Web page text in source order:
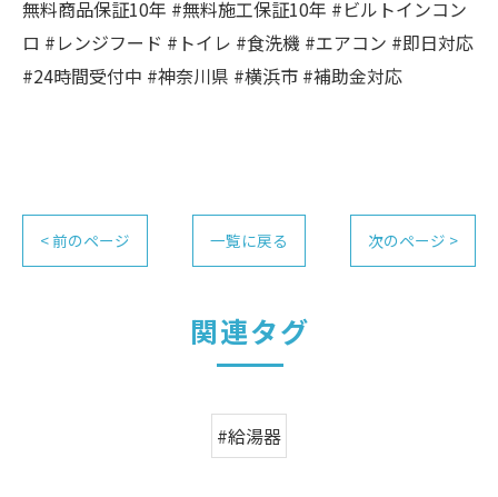
無料商品保証10年 #無料施工保証10年 #ビルトインコン
ロ #レンジフード #トイレ #食洗機 #エアコン #即日対応
#24時間受付中 #神奈川県 #横浜市 #補助金対応
< 前のページ 一覧に戻る 次のページ >
関連タグ
#給湯器